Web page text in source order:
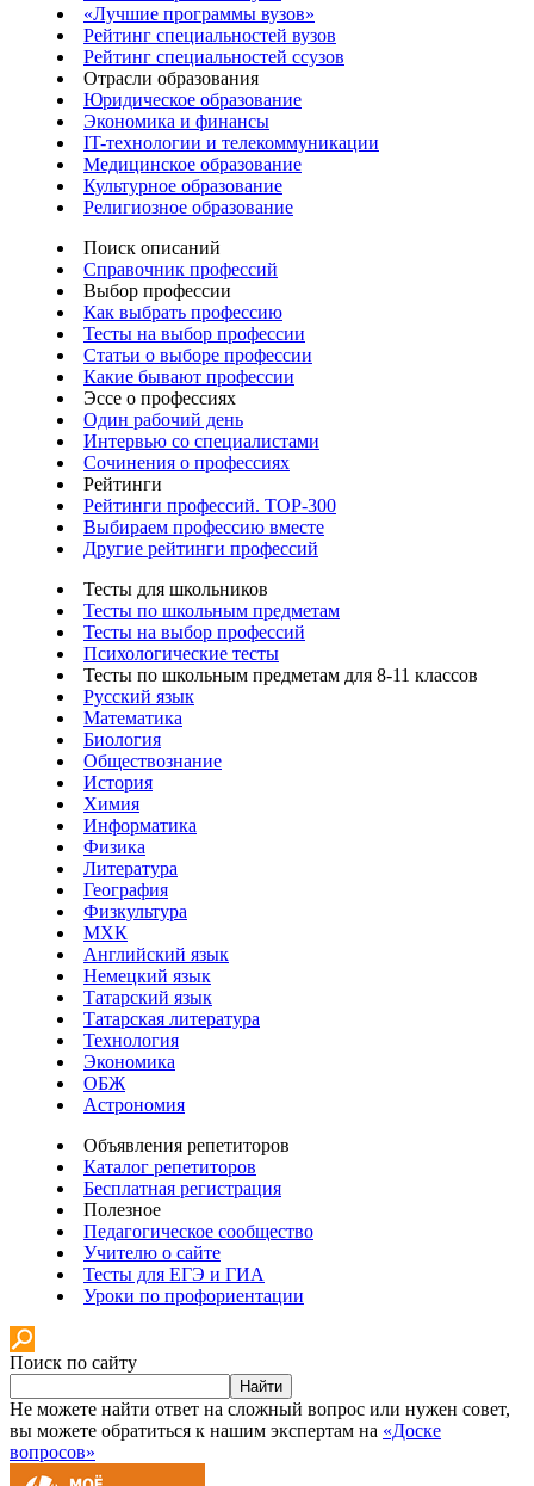
«Лучшие программы вузов»
Рейтинг специальностей вузов
Рейтинг специальностей ссузов
Отрасли образования
Юридическое образование
Экономика и финансы
IT-технологии и телекоммуникации
Медицинское образование
Культурное образование
Религиозное образование
Поиск описаний
Справочник профессий
Выбор профессии
Как выбрать профессию
Тесты на выбор профессии
Статьи о выборе профессии
Какие бывают профессии
Эссе о профессиях
Один рабочий день
Интервью со специалистами
Сочинения о профессиях
Рейтинги
Рейтинги профессий. TOP-300
Выбираем профессию вместе
Другие рейтинги профессий
Тесты для школьников
Тесты по школьным предметам
Тесты на выбор профессий
Психологические тесты
Тесты по школьным предметам для 8-11 классов
Русский язык
Математика
Биология
Обществознание
История
Химия
Информатика
Физика
Литература
География
Физкультура
МХК
Английский язык
Немецкий язык
Татарский язык
Татарская литература
Технология
Экономика
ОБЖ
Астрономия
Объявления репетиторов
Каталог репетиторов
Бесплатная регистрация
Полезное
Педагогическое сообщество
Учителю о сайте
Тесты для ЕГЭ и ГИА
Уроки по профориентации
Поиск по сайту
Найти
Не можете найти ответ на сложный вопрос или нужен совет,
вы можете обратиться к нашим экспертам на «Доске
вопросов»